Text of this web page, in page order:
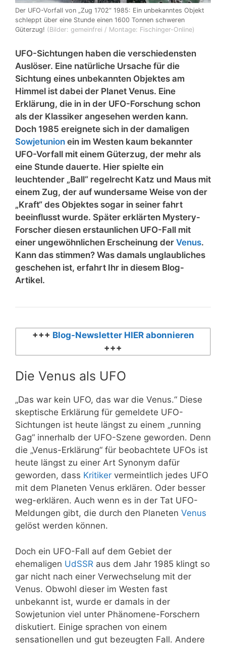
Der UFO-Vorfall von „Zug 1702“ 1985: Ein unbekanntes Objekt
schleppt über eine Stunde einen 1600 Tonnen schweren
Güterzug! (Bilder: gemeinfrei / Montage: Fischinger-Online)
UFO-Sichtungen haben die verschiedensten
Auslöser. Eine natürliche Ursache für die
Sichtung eines unbekannten Objektes am
Himmel ist dabei der Planet Venus. Eine
Erklärung, die in in der UFO-Forschung schon
als der Klassiker angesehen werden kann.
Doch 1985 ereignete sich in der damaligen
Sowjetunion ein im Westen kaum bekannter
UFO-Vorfall mit einem Güterzug, der mehr als
eine Stunde dauerte. Hier spielte ein
leuchtender „Ball“ regelrecht Katz und Maus mit
einem Zug, der auf wundersame Weise von der
„Kraft“ des Objektes sogar in seiner fahrt
beeinflusst wurde. Später erklärten Mystery-
Forscher diesen erstaunlichen UFO-Fall mit
einer ungewöhnlichen Erscheinung der Venus.
Kann das stimmen? Was damals unglaubliches
geschehen ist, erfahrt Ihr in diesem Blog-
Artikel.
+++ Blog-Newsletter HIER abonnieren
+++
Die Venus als UFO
„Das war kein UFO, das war die Venus.“ Diese
skeptische Erklärung für gemeldete UFO-
Sichtungen ist heute längst zu einem „running
Gag“ innerhalb der UFO-Szene geworden. Denn
die „Venus-Erklärung“ für beobachtete UFOs ist
heute längst zu einer Art Synonym dafür
geworden, dass Kritiker vermeintlich jedes UFO
mit dem Planeten Venus erklären. Oder besser
weg-erklären. Auch wenn es in der Tat UFO-
Meldungen gibt, die durch den Planeten Venus
gelöst werden können.
Doch ein UFO-Fall auf dem Gebiet der
ehemaligen UdSSR aus dem Jahr 1985 klingt so
gar nicht nach einer Verwechselung mit der
Venus. Obwohl dieser im Westen fast
unbekannt ist, wurde er damals in der
Sowjetunion viel unter Phänomene-Forschern
diskutiert. Einige sprachen von einem
sensationellen und gut bezeugten Fall. Andere